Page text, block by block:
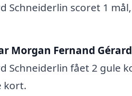
Schneiderlin scoret 1
Morgan Fernand
Schneiderlin fået 2 gule
kort.